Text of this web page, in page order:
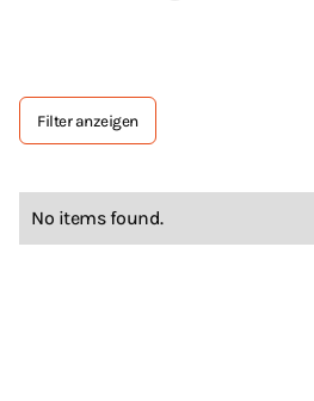
Filter anzeigen
No items found.